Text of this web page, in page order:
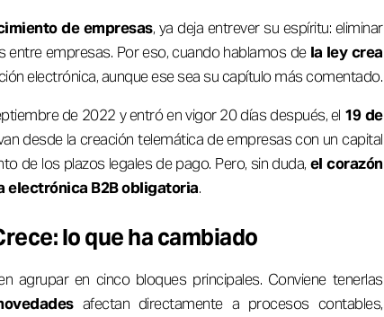
de empresas, ya deja entrever su espíritu: eliminar
empresas. Por eso, cuando hablamos de la ley crea
electrónica, aunque ese sea su capítulo más comentado.
de 2022 y entró en vigor 20 días después, el 19 de
desde la creación telemática de empresas con un capital
de los plazos legales de pago. Pero, sin duda, el corazón
electrónica B2B obligatoria.
lo que ha cambiado
agrupar en cinco bloques principales. Conviene tenerlas
afectan directamente a procesos contables,